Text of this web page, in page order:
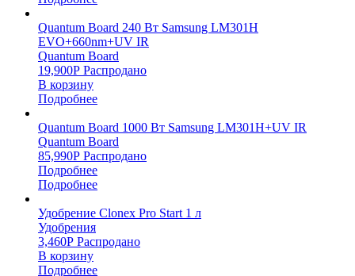
Quantum Board 240 Вт Samsung LM301H
EVO+660nm+UV IR
Quantum Board
19,900Р Распродано
В корзину
Подробнее
Quantum Board 1000 Вт Samsung LM301H+UV IR
Quantum Board
85,990Р Распродано
Подробнее
Подробнее
Удобрение Clonex Pro Start 1 л
Удобрения
3,460Р Распродано
В корзину
Подробнее